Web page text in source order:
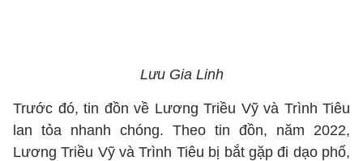
Lưu Gia Linh
Trước đó, tin đồn về Lương Triều Vỹ và Trình Tiêu
lan tỏa nhanh chóng. Theo tin đồn, năm 2022,
Lương Triều Vỹ và Trình Tiêu bị bắt gặp đi dạo phố,